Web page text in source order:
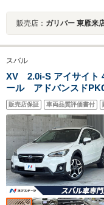
販売店： ガリバー 東雁来
スバル
XV 2.0i-S アイサイ
ール アドバンスド
カメラ ETC ドラレ
ッド パワーシート ア
販売店保証 車両品質評価書付